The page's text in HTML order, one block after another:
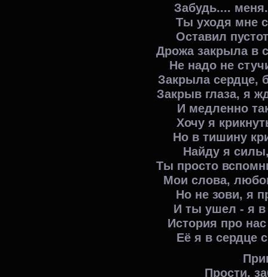
Забудь....
Ты уходя мне
Оставил
Дрожа закрыла в
Не надо не
Закрыла сердце,
Закрыв глаза, я
И медленно
Хочу я
Но в тишину
Найду я
Ты просто
Мои слова,
Но не зови, я
И ты ушел - я в
История про
Её я в сердце
Прости,